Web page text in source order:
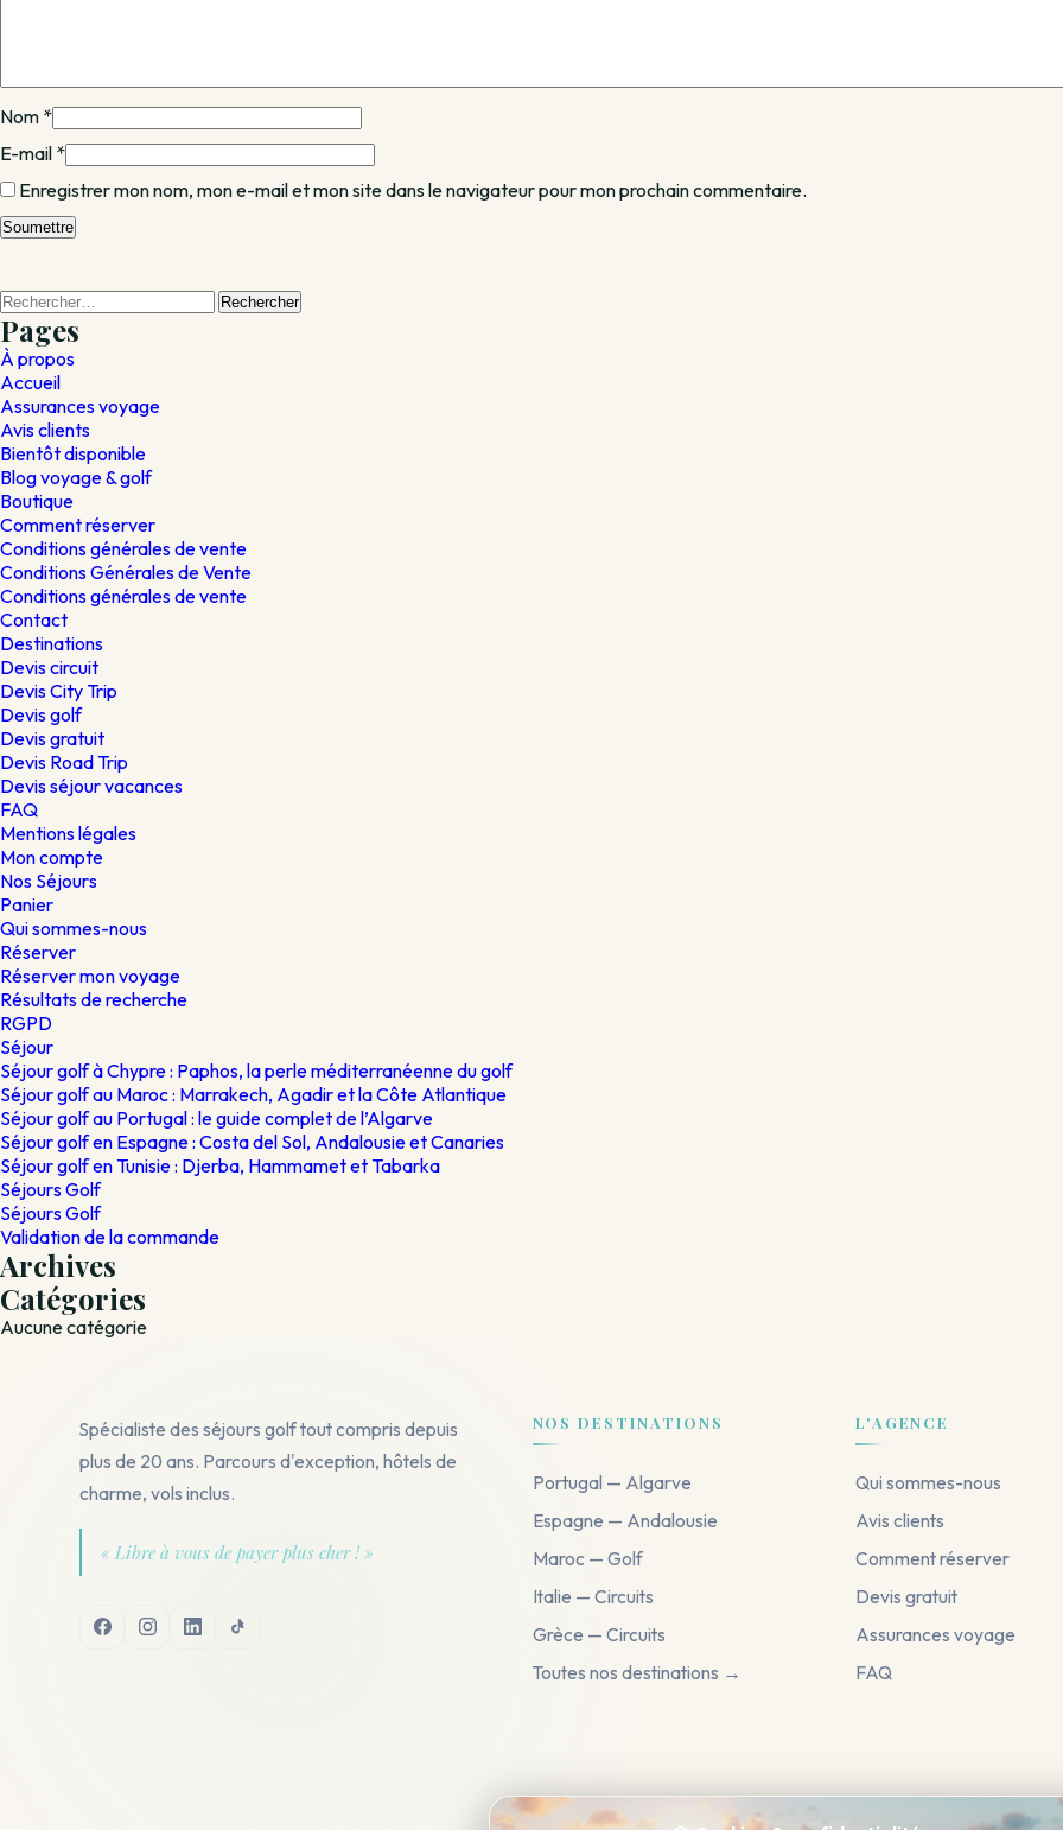
Nom *
E-mail *
Enregistrer mon nom, mon e-mail et mon site dans le navigateur pour mon prochain commentaire.
Rechercher :
Pages
À propos
Accueil
Assurances voyage
Avis clients
Bientôt disponible
Blog voyage & golf
Boutique
Comment réserver
Conditions générales de vente
Conditions Générales de Vente
Conditions générales de vente
Contact
Destinations
Devis circuit
Devis City Trip
Devis golf
Devis gratuit
Devis Road Trip
Devis séjour vacances
FAQ
Mentions légales
Mon compte
Nos Séjours
Panier
Qui sommes-nous
Réserver
Réserver mon voyage
Résultats de recherche
RGPD
Séjour
Séjour golf à Chypre : Paphos, la perle méditerranéenne du golf
Séjour golf au Maroc : Marrakech, Agadir et la Côte Atlantique
Séjour golf au Portugal : le guide complet de l’Algarve
Séjour golf en Espagne : Costa del Sol, Andalousie et Canaries
Séjour golf en Tunisie : Djerba, Hammamet et Tabarka
Séjours Golf
Séjours Golf
Validation de la commande
Archives
Catégories
Aucune catégorie
Spécialiste des séjours golf tout compris depuis
plus de 20 ans. Parcours d'exception, hôtels de
charme, vols inclus.
« Libre à vous de payer plus cher ! »
NOS DESTINATIONS
Portugal — Algarve
Espagne — Andalousie
Maroc — Golf
Italie — Circuits
Grèce — Circuits
Toutes nos destinations →
L'AGENCE
Qui sommes-nous
Avis clients
Comment réserver
Devis gratuit
Assurances voyage
FAQ